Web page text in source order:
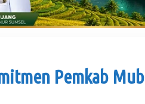
Pemkab